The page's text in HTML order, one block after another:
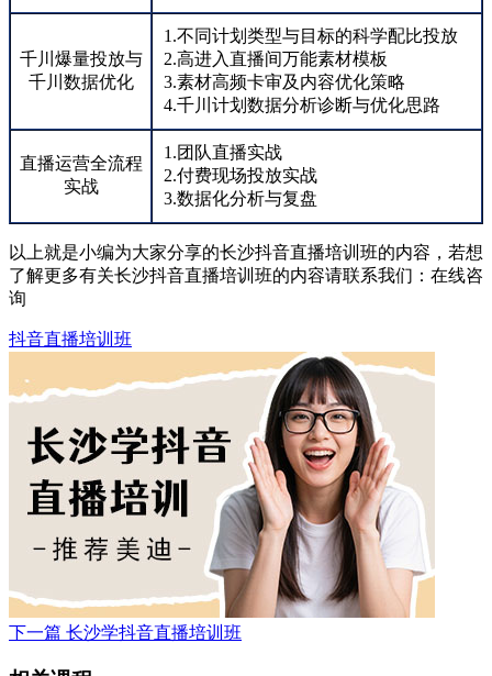
千川爆量投放与
千川数据优化
1.不同计划类型与目标的科学配比投放
2.高进入直播间万能素材模板
3.素材高频卡审及内容优化策略
4.千川计划数据分析诊断与优化思路
直播运营全流程
实战
1.团队直播实战
2.付费现场投放实战
3.数据化分析与复盘
以上就是小编为大家分享的长沙抖音直播培训班的内容，若想
了解更多有关长沙抖音直播培训班的内容请联系我们： 在线咨
询
抖音直播培训班
下一篇 长沙学抖音直播培训班